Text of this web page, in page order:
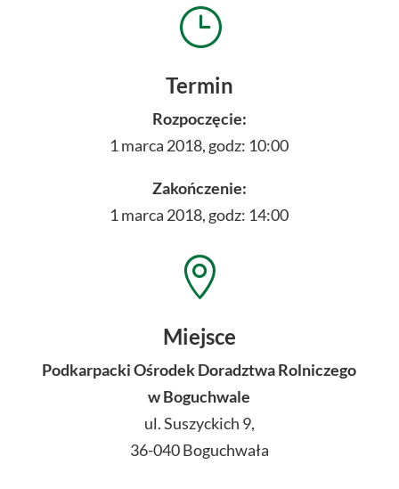
}
Termin
Rozpoczęcie:
1 marca 2018, godz: 10:00
Zakończenie:
1 marca 2018, godz: 14:00

Miejsce
Podkarpacki Ośrodek Doradztwa Rolniczego
w Boguchwale
ul. Suszyckich 9,
36-040 Boguchwała